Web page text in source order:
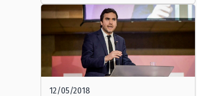
12/05/2018